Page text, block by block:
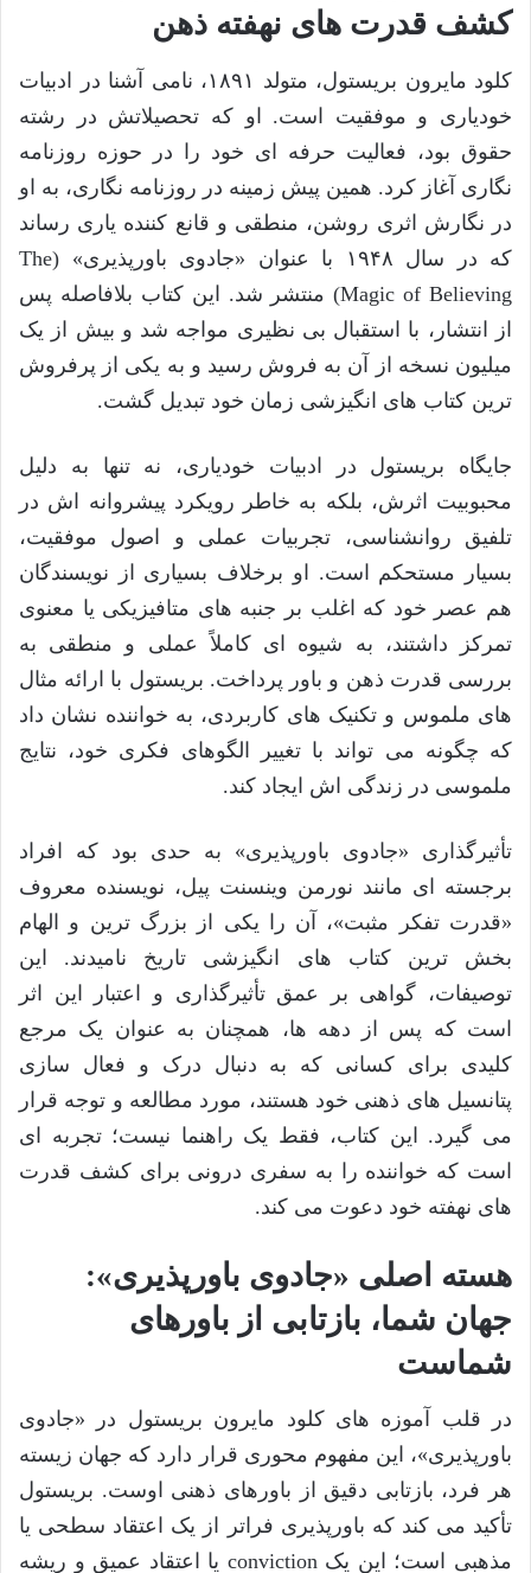
کشف قدرت های نهفته ذهن
کلود مایرون بریستول، متولد ۱۸۹۱، نامی آشنا در ادبیات
خودیاری و موفقیت است. او که تحصیلاتش در رشته
حقوق بود، فعالیت حرفه ای خود را در حوزه روزنامه
نگاری آغاز کرد. همین پیش زمینه در روزنامه نگاری، به او
در نگارش اثری روشن، منطقی و قانع کننده یاری رساند
که در سال ۱۹۴۸ با عنوان «جادوی باورپذیری» (The
Magic of Believing) منتشر شد. این کتاب بلافاصله پس
از انتشار، با استقبال بی نظیری مواجه شد و بیش از یک
میلیون نسخه از آن به فروش رسید و به یکی از پرفروش
ترین کتاب های انگیزشی زمان خود تبدیل گشت.
جایگاه بریستول در ادبیات خودیاری، نه تنها به دلیل
محبوبیت اثرش، بلکه به خاطر رویکرد پیشروانه اش در
تلفیق روانشناسی، تجربیات عملی و اصول موفقیت،
بسیار مستحکم است. او برخلاف بسیاری از نویسندگان
هم عصر خود که اغلب بر جنبه های متافیزیکی یا معنوی
تمرکز داشتند، به شیوه ای کاملاً عملی و منطقی به
بررسی قدرت ذهن و باور پرداخت. بریستول با ارائه مثال
های ملموس و تکنیک های کاربردی، به خواننده نشان داد
که چگونه می تواند با تغییر الگوهای فکری خود، نتایج
ملموسی در زندگی اش ایجاد کند.
تأثیرگذاری «جادوی باورپذیری» به حدی بود که افراد
برجسته ای مانند نورمن وینسنت پیل، نویسنده معروف
«قدرت تفکر مثبت»، آن را یکی از بزرگ ترین و الهام
بخش ترین کتاب های انگیزشی تاریخ نامیدند. این
توصیفات، گواهی بر عمق تأثیرگذاری و اعتبار این اثر
است که پس از دهه ها، همچنان به عنوان یک مرجع
کلیدی برای کسانی که به دنبال درک و فعال سازی
پتانسیل های ذهنی خود هستند، مورد مطالعه و توجه قرار
می گیرد. این کتاب، فقط یک راهنما نیست؛ تجربه ای
است که خواننده را به سفری درونی برای کشف قدرت
های نهفته خود دعوت می کند.
هسته اصلی «جادوی باورپذیری»:
جهان شما، بازتابی از باورهای
شماست
در قلب آموزه های کلود مایرون بریستول در «جادوی
باورپذیری»، این مفهوم محوری قرار دارد که جهان زیسته
هر فرد، بازتابی دقیق از باورهای ذهنی اوست. بریستول
تأکید می کند که باورپذیری فراتر از یک اعتقاد سطحی یا
مذهبی است؛ این یک conviction یا اعتقاد عمیق و ریشه